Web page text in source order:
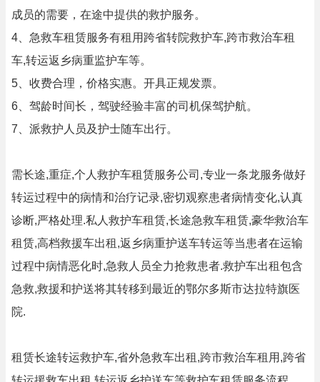
成员的需要，在途中提供的救护服务。
4、急救车租赁服务有租用跨省转院救护车,跨市救治车租
车,转运返乡病重监护车等。
5、收费合理，价格实惠。开具正规发票。
6、驾龄时间长，驾驶经验丰富的司机保驾护航。
7、派救护人员及护士随车出行。
需长途,重症,个人救护车租赁服务公司,专业一条龙服务做好
转运过程中的病情和治疗记录,密切观察患者病情变化,认真
诊断,严格处理.私人救护车租赁,长途急救车租赁,豪华救治车
租赁,高档救援车出租,返乡病重护送车转运等当患者在运输
过程中病情恶化时,急救人员全力抢救患者.救护车出租包含
急救,救援和护送将其转移到最近的鄂尔多斯市达拉特旗医
院.
租赁长途转运救护车,省外急救车出租,跨市救治车租用,跨省